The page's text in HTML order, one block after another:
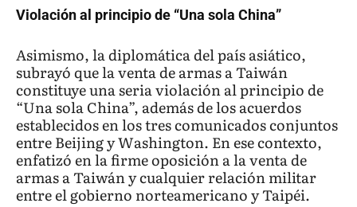
Violación al principio de “Una sola China”
Asimismo, la diplomática del país asiático,
subrayó que la venta de armas a Taiwán
constituye una seria violación al principio de
“Una sola China”, además de los acuerdos
establecidos en los tres comunicados conjuntos
entre Beijing y Washington. En ese contexto,
enfatizó en la firme oposición a la venta de
armas a Taiwán y cualquier relación militar
entre el gobierno norteamericano y Taipéi.